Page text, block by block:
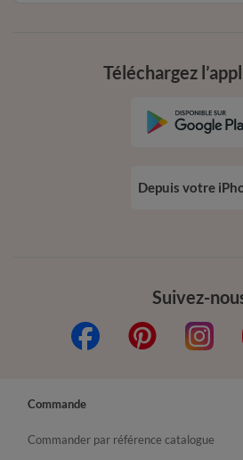
Suivez-
Téléchargez
Depuis votre
Commande
Commander par référence catalogue